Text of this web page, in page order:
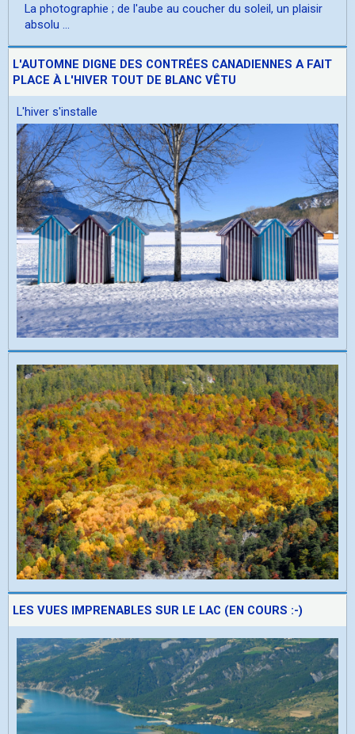
La photographie ; de l'aube au coucher du soleil, un plaisir
absolu ...
L'AUTOMNE DIGNE DES CONTRÉES CANADIENNES A FAIT
PLACE À L'HIVER TOUT DE BLANC VÊTU
L'hiver s'installe
LES VUES IMPRENABLES SUR LE LAC (EN COURS :-)